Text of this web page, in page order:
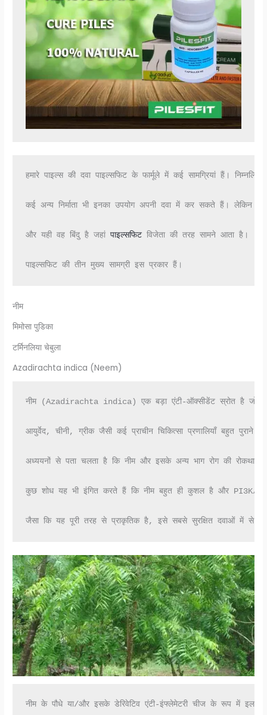
हमारे पाइल्स की दवा पाइल्सफिट के फार्मूले में कई सामग्रियां हैं।
कई अन्य निर्माता भी इनका उपयोग अपनी दवा में कर सकते हैं। लेकिन
और यही वह बिंदु है जहां पाइल्सफिट विजेता की तरह सामने आता है।
पाइल्सफिट की तीन मुख्य सामग्री इस प्रकार हैं।
नीम
मिमोसा पुडिका
टर्मिनलिया चेबुला
Azadirachta indica (Neem)
नीम (Azadirachta indica) एक बड़ा एंटी-ऑक्सीडेंट स्रोत है जो
आयुर्वेद, चीनी, ग्रीक जैसी कई प्राचीन चिकित्सा प्रणालियाँ बहुत
अध्ययनों से पता चलता है कि नीम और इसके अन्य भाग रोग की रोकथाम
कुछ शोध यह भी इंगित करते हैं कि नीम बहुत ही कुशल है और PI3K/
जैसा कि यह पूरी तरह से प्राकृतिक है, इसे सबसे सुरक्षित दवाओं में से एक
नीम के पौधे या/और इसके डेरिवेटिव एंटी-इंफ्लेमेटरी चीज के रूप में